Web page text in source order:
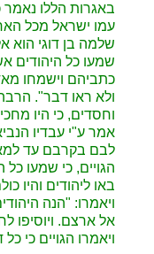
באגרות הללו
עמו ישראל מכל
שלמה בן דוגי הוא
שמעו כל היהודים
כתביהם וישמחו
ולא ראו דבר".
וחסדים, כי היו
אמר ע"י עבדיו
לבם בקרבם עד
הגויים, כי שמעו
באו ליהודים והיו
ויאמרו: "הנה
אל ארצם. ויוסיפו
ויאמרו הגויים כי